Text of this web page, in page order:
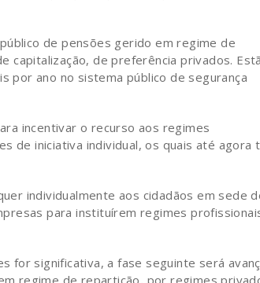
de pensões gerido em regime de
capitalização, de preferência privados.
por ano no sistema público de segurança
incentivar o recurso aos regimes
de iniciativa individual, os quais até agora
individualmente aos cidadãos em sede
para instituírem regimes
for significativa, a fase seguinte será
regime de repartição, por regimes